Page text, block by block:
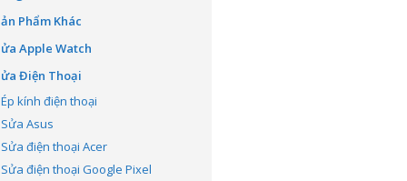
Phẩm Khác
Apple Watch
Điện Thoại
Ép kính điện thoại
Sửa Asus
Sửa điện thoại Acer
Sửa điện thoại Google Pixel